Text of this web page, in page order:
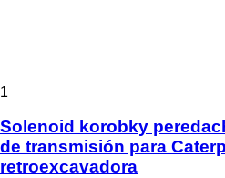
1
Solenoid korobky
de transmisión para
retroexcavadora